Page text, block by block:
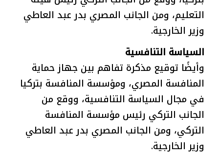
التعليم، ومن الجانب المصري بدر عبد العاطي
وزير الخارجية.
السياسة التنافسية
وأيضًا توقيع مذكرة تفاهم بين جهاز حماية
المنافسة المصري، ومؤسسة المنافسة بتركيا
في مجال السياسة التنافسية، ووقع من
الجانب التركي رئيس مؤسسة المنافسة
التركي، ومن الجانب المصري بدر عبد العاطي
وزير الخارجية.